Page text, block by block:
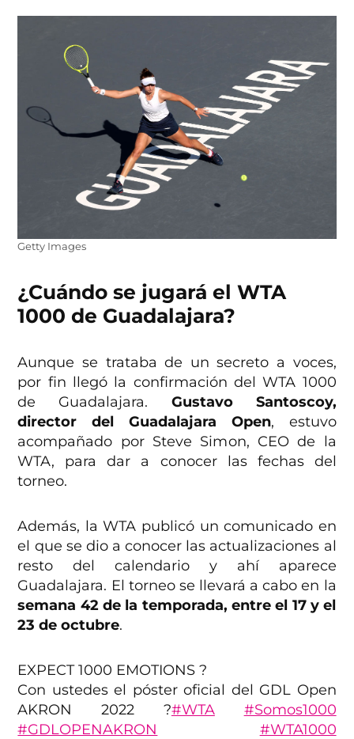
Getty Images
¿Cuándo se jugará el WTA
1000 de Guadalajara?
Aunque se trataba de un secreto a voces,
por fin llegó la confirmación del WTA 1000
de Guadalajara. Gustavo Santoscoy,
director del Guadalajara Open, estuvo
acompañado por Steve Simon, CEO de la
WTA, para dar a conocer las fechas del
torneo.
Además, la WTA publicó un comunicado en
el que se dio a conocer las actualizaciones al
resto del calendario y ahí aparece
Guadalajara. El torneo se llevará a cabo en la
semana 42 de la temporada, entre el 17 y el
23 de octubre.
EXPECT 1000 EMOTIONS ?
Con ustedes el póster oficial del GDL Open
AKRON 2022 ?#WTA
#Somos1000
#GDLOPENAKRON
#WTA1000